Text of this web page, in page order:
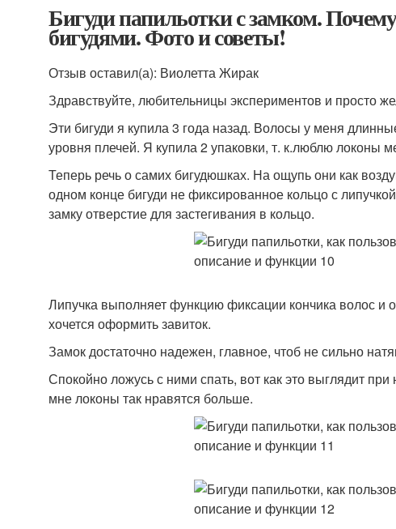
Бигуди папильотки с замком.
бигудями. Фото и советы!
Отзыв оставил(а): Виолетта Жирак
Здравствуйте, любительницы экспериментов и просто
Эти бигуди я купила 3 года назад. Волосы у меня
уровня плечей. Я купила 2 упаковки, т. к.люблю локоны
Теперь речь о самих бигудюшках. На ощупь они как
одном конце бигуди не фиксированное кольцо с
замку отверстие для застегивания в кольцо.
Липучка выполняет функцию фиксации кончика волос и
хочется оформить завиток.
Замок достаточно надежен, главное, чтоб не сильно
Спокойно ложусь с ними спать, вот как это выглядит
мне локоны так нравятся больше.